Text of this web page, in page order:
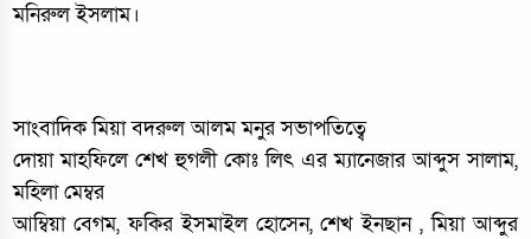
মনিরুল ইসলাম।
সাংবাদিক মিয়া বদরুল আলম মনুর সভাপতিত্বে
দোয়া মাহফিলে শেখ হুগলী কোঃ লিৎ এর ম্যানেজার আব্দুস সালাম,
মহিলা মেম্বর
আম্বিয়া বেগম, ফকির ইসমাইল হোসেন, শেখ ইনছান , মিয়া আব্দুর